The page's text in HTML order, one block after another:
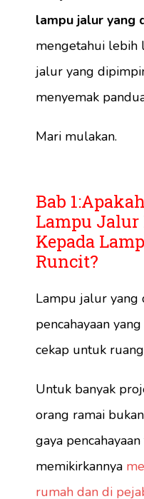
lampu jalur yang
mengetahui lebih
jalur yang
menyemak
Mari mulakan.
Bab
Lampu Jalur
Kepada
Runcit?
Lampu jalur yang
pencahayaan
cekap untuk
Untuk banyak
orang ramai
gaya
memikirkannya
rumah dan di